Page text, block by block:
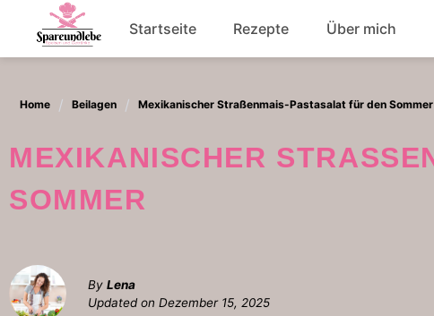
content
Startseite Rezepte Über mich
Home Beilagen Mexikanischer Straßenmais-Pastasalat für den Sommer
MEXIKANISCHER STRASSENMAIS-PASTASALAT FÜR DEN S
OMMER
By Lena
Updated on Dezember 15, 2025